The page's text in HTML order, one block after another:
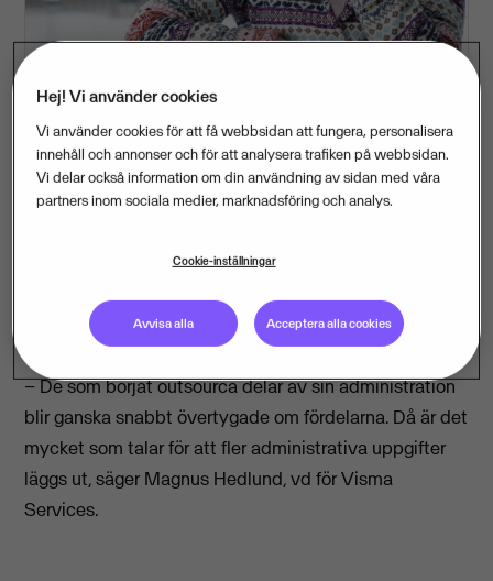
Tre av tio företag och kommuner lägger ut delar av sin
administration på externa aktörer.
Flera av dem planerar dessutom att öka den andelen.
– De som börjat outsourca delar av sin administration
blir ganska snabbt övertygade om fördelarna. Då är det
mycket som talar för att fler administrativa uppgifter
läggs ut, säger Magnus Hedlund, vd för Visma
Services.
Hej! Vi använder cookies
Vi använder cookies för att få webbsidan att fungera, personalisera
innehåll och annonser och för att analysera trafiken på webbsidan.
Vi delar också information om din användning av sidan med våra
partners inom sociala medier, marknadsföring och analys.
Cookie-inställningar
Avvisa alla Acceptera alla cookies